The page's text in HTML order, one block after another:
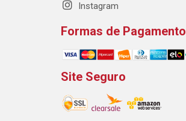
Instagram
Formas de Pagamento
Site Seguro